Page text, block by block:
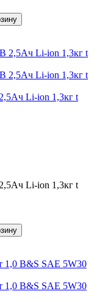
Li-ion 1,3кг t
Li-ion 1,3кг t